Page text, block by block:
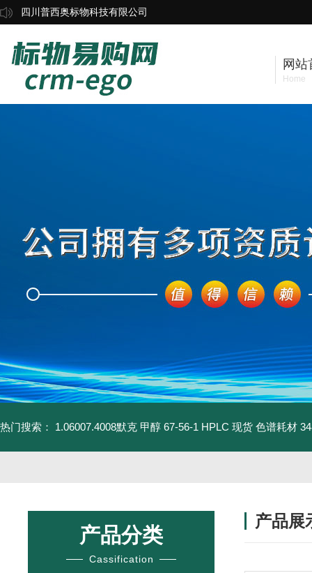
四川普西奥标物科技有限公司
网站
Home
热门搜索： 1.06007.4008默克 甲醇 67-56-1 HPLC 现货 色谱耗材
产品分类
Cassification
产品展